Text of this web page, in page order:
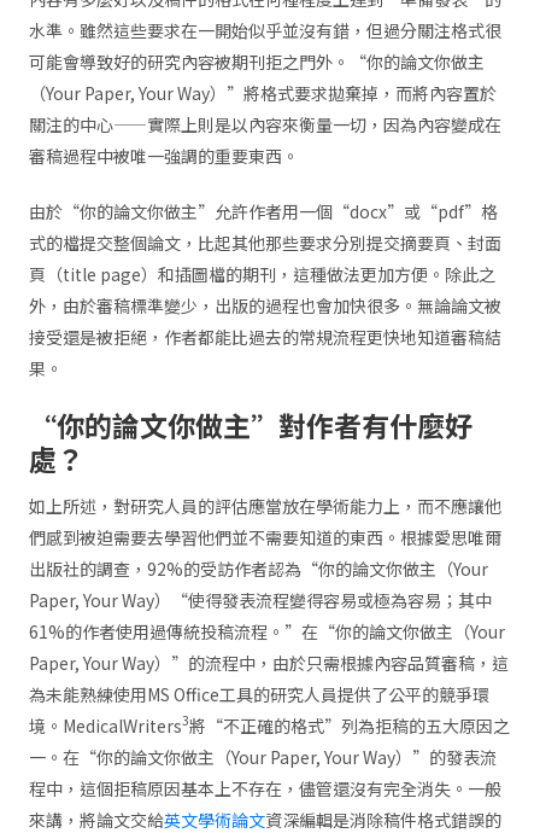
水準。雖然這些要求在一開始似乎並沒有錯，但過分關注格式很
可能會導致好的研究內容被期刊拒之門外。“你的論文你做主
（Your Paper, Your Way）”將格式要求拋棄掉，而將內容置於
關注的中心——實際上則是以內容來衡量一切，因為內容變成在
審稿過程中被唯一強調的重要東西。
由於“你的論文你做主”允許作者用一個“docx”或“pdf”格
式的檔提交整個論文，比起其他那些要求分別提交摘要頁、封面
頁（title page）和插圖檔的期刊，這種做法更加方便。除此之
外，由於審稿標準變少，出版的過程也會加快很多。無論論文被
接受還是被拒絕，作者都能比過去的常規流程更快地知道審稿結
果。
“你的論文你做主”對作者有什麼好
處？
如上所述，對研究人員的評估應當放在學術能力上，而不應讓他
們感到被迫需要去學習他們並不需要知道的東西。根據愛思唯爾
出版社的調查，92%的受訪作者認為“你的論文你做主（Your
Paper, Your Way）“使得發表流程變得容易或極為容易；其中
61%的作者使用過傳統投稿流程。”在“你的論文你做主（Your
Paper, Your Way）”的流程中，由於只需根據內容品質審稿，這
為未能熟練使用MS Office工具的研究人員提供了公平的競爭環
境。MedicalWriters3將“不正確的格式”列為拒稿的五大原因之
一。在“你的論文你做主（Your Paper, Your Way）”的發表流
程中，這個拒稿原因基本上不存在，儘管還沒有完全消失。一般
來講，將論文交給英文學術論文資深編輯是消除稿件格式錯誤的